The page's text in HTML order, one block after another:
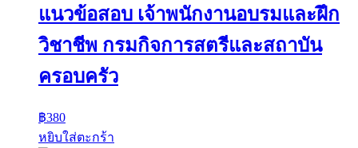
แนวข้อสอบ เจ้าพนักงานอบรมและฝึก
วิชาชีพ กรมกิจการสตรีและสถาบัน
ครอบครัว
฿380
หยิบใส่ตะกร้า